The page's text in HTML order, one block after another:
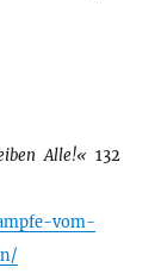
Alle!« 132
vom-